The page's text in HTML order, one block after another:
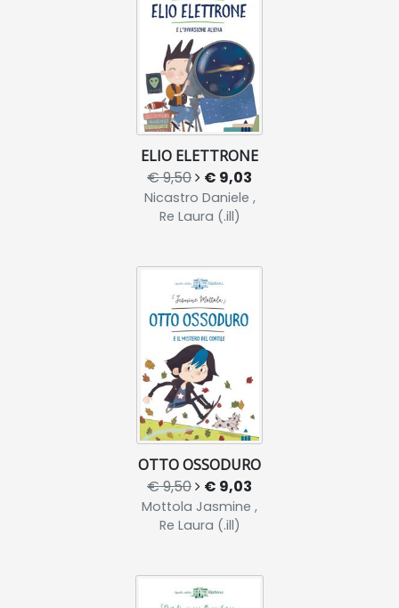
ELIO ELETTRONE
€ 9,50 € 9,03
Nicastro Daniele ,
Re Laura (.ill)
OTTO OSSODURO
€ 9,50 € 9,03
Mottola Jasmine ,
Re Laura (.ill)